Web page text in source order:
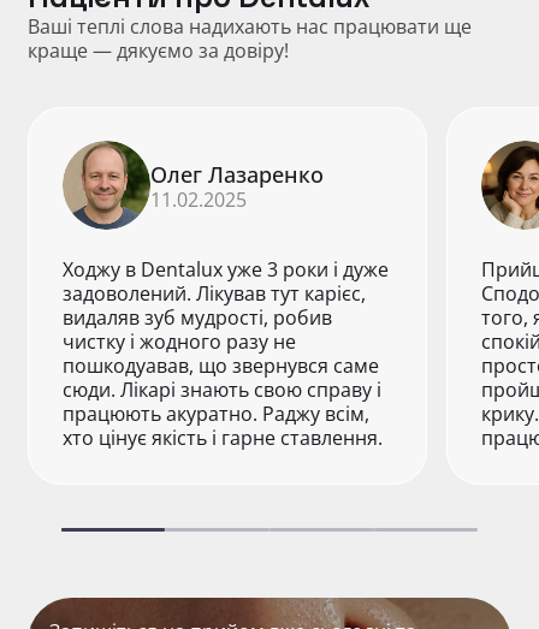
Ваші теплі слова надихають нас працювати ще
краще — дякуємо за довіру!
Олег Лазаренко
11.02.2025
Ходжу в Dentalux уже 3 роки і дуже
задоволений. Лікував тут карієс,
видаляв зуб мудрості, робив
чистку і жодного разу не
пошкодуавав, що звернувся саме
сюди. Лікарі знають свою справу і
працюють акуратно. Раджу всім,
хто цінує якість і гарне ставлення.
того,